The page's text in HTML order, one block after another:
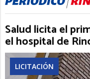
Salud licita el
el hospital de
LICITACIÓN